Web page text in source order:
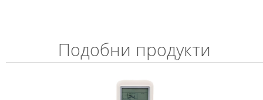
Подобни продукти